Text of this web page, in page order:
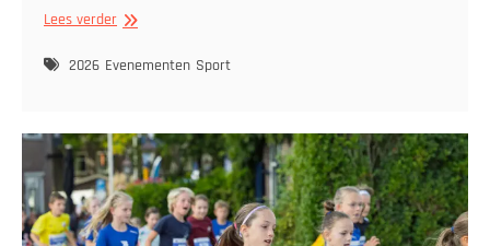
Lees verderIJsselsteinloop
10km
2026 Evenementen Sport